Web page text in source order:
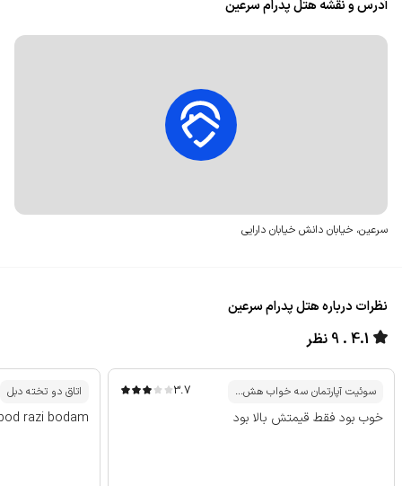
آدرس و نقشه هتل پدرام سرعین
سرعین، خیابان دانش خیابان دارایی
نظرات درباره هتل پدرام سرعین
4.1 9 نظر
سوئیت آپارتمان سه خواب هش... 3.7
خوب بود فقط قیمتش بالا بود
اتاق دو تخته دبل
razi bodam